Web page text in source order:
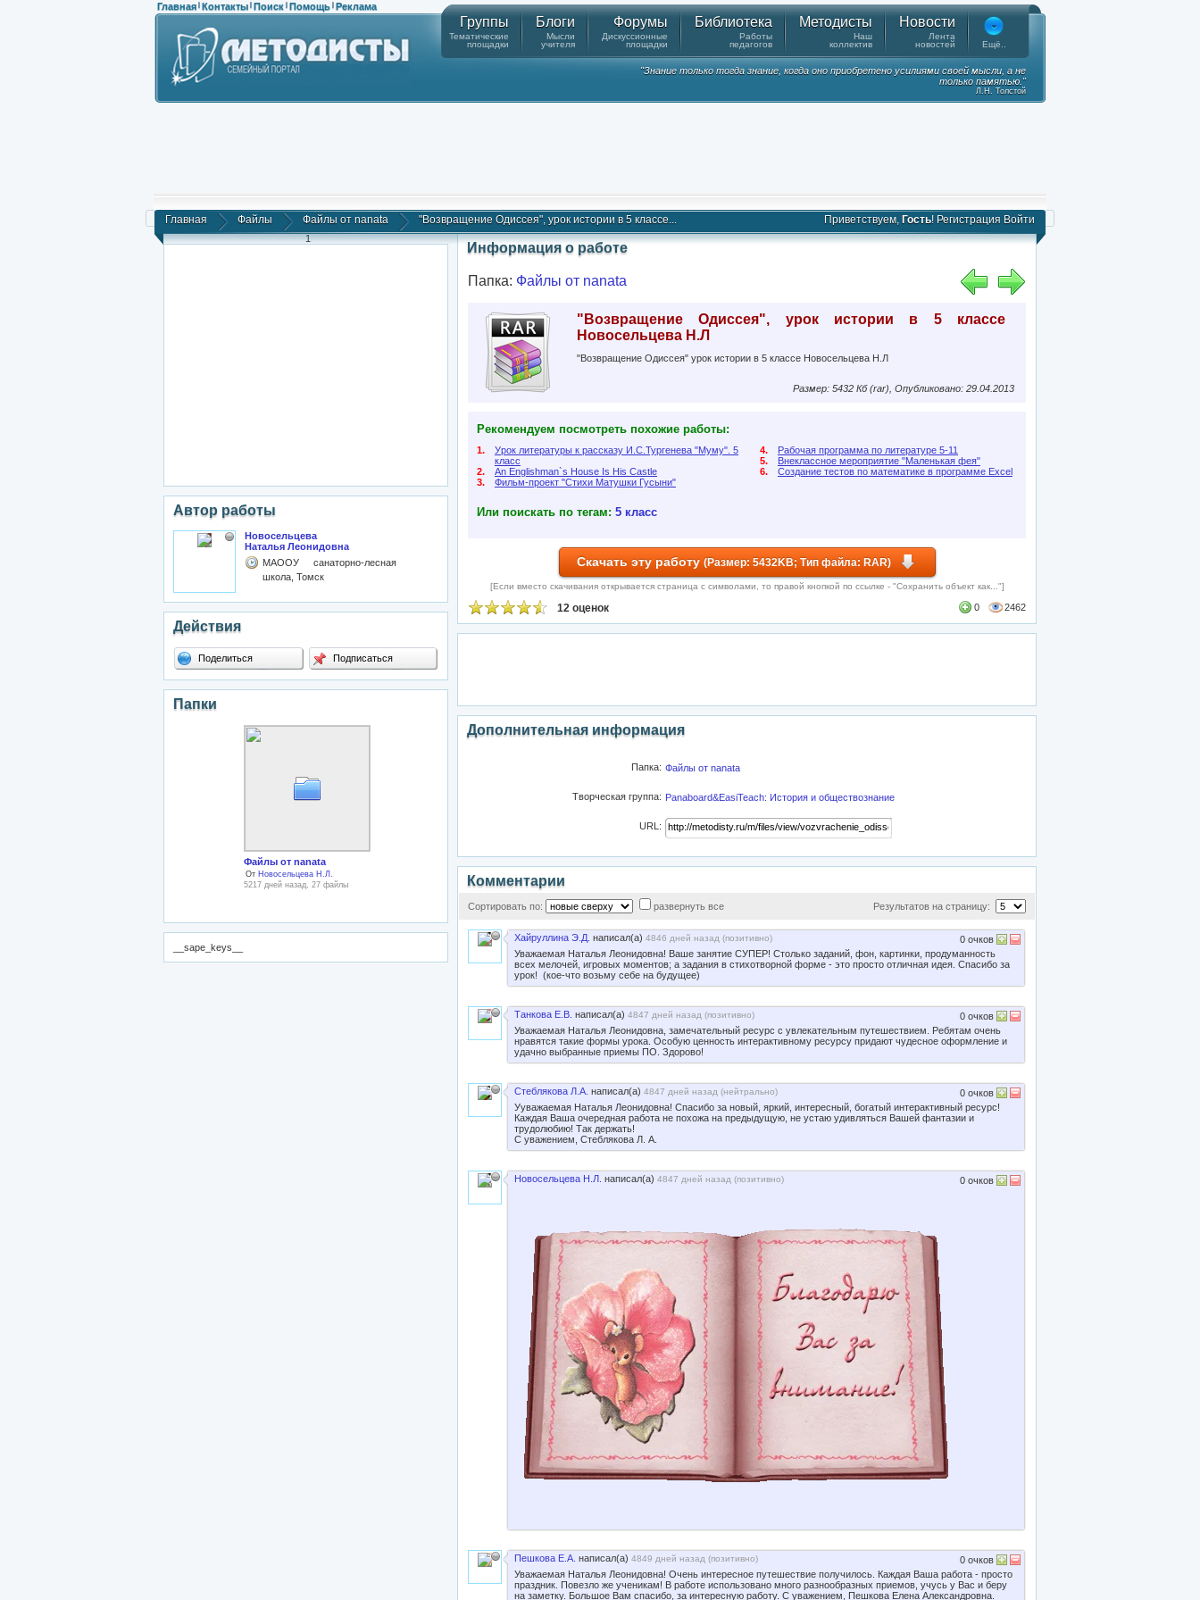
Главная | Контакты | Поиск | Помощь | Реклама
Группы
Тематические
площадки
Блоги
Мысли
учителя
Форумы
Дискуссионные
площадки
Библиотека
Работы
педагогов
Методисты
Наш
коллектив
Новости
Лента
новостей
Ещё..
"Знание только тогда знание, когда оно приобретено усилиями своей мысли, а не
только памятью."
Л.Н. Толстой
Главная Файлы Файлы от nanata "Возвращение Одиссея", урок истории в 5 классе... Приветствуем, Гость! Регистрация Войти
1
Автор работы
Новосельцева
Наталья Леонидовна
МАООУ санаторно-лесная
школа, Томск
Действия
Поделиться Подписаться
Папки
Файлы от nanata
От Новосельцева Н.Л.
5217 дней назад, 27 файлы
__sape_keys__
Информация о работе
Папка: Файлы от nanata
"Возвращение Одиссея", урок истории в 5 классе
Новосельцева Н.Л
"Возвращение Одиссея" урок истории в 5 классе Новосельцева Н.Л
Размер: 5432 Кб (rar), Опубликовано: 29.04.2013
Рекомендуем посмотреть похожие работы:
1.
Урок литературы к рассказу И.С.Тургенева "Муму". 5
класс
2.
An Englishman`s House Is His Castle
3.
Фильм-проект "Стихи Матушки Гусыни"
4.
Рабочая программа по литературе 5-11
5.
Внеклассное мероприятие "Маленькая фея"
6.
Создание тестов по математике в программе Excel
Или поискать по тегам: 5 класс
Скачать эту работу (Размер: 5432KB; Тип файла: RAR)
[Если вместо скачивания открывается страница с символами, то правой кнопкой по ссылке - "Сохранить объект как..."]
12 оценок 0 2462
Дополнительная информация
Папка: Файлы от nanata
Творческая группа: Panaboard&EasiTeach: История и обществознание
URL:
Комментарии
Сортировать по: развернуть все Результатов на страницу:
Хайруллина Э.Д. написал(а) 4846 дней назад (позитивно)
Уважаемая Наталья Леонидовна! Ваше занятие СУПЕР! Столько заданий, фон, картинки, продуманность
всех мелочей, игровых моментов; а задания в стихотворной форме - это просто отличная идея. Спасибо за
урок! (кое-что возьму себе на будущее)
0 очков
Танкова Е.В. написал(а) 4847 дней назад (позитивно)
Уважаемая Наталья Леонидовна, замечательный ресурс с увлекательным путешествием. Ребятам очень
нравятся такие формы урока. Особую ценность интерактивному ресурсу придают чудесное оформление и
удачно выбранные приемы ПО. Здорово!
0 очков
Стеблякова Л.А. написал(а) 4847 дней назад (нейтрально)
Ууважаемая Наталья Леонидовна! Спасибо за новый, яркий, интересный, богатый интерактивный ресурс!
Каждая Ваша очередная работа не похожа на предыдущую, не устаю удивляться Вашей фантазии и
трудолюбию! Так держать!
С уважением, Стеблякова Л. А.
0 очков
Новосельцева Н.Л. написал(а) 4847 дней назад (позитивно) 0 очков
Пешкова Е.А. написал(а) 4849 дней назад (позитивно)
Уважаемая Наталья Леонидовна! Очень интересное путешествие получилось. Каждая Ваша работа - просто
праздник. Повезло же ученикам! В работе использовано много разнообразных приемов, учусь у Вас и беру
на заметку. Большое Вам спасибо, за интересную работу. С уважением, Пешкова Елена Александровна.
0 очков